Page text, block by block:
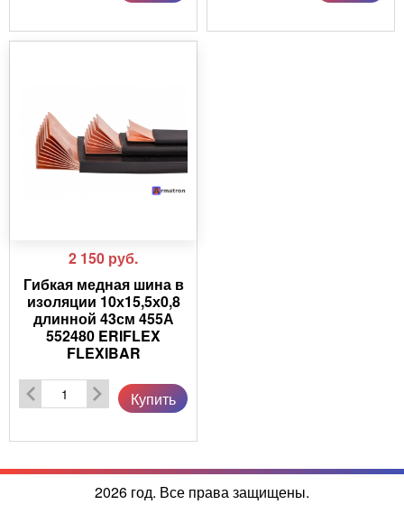
2 150 руб.
Гибкая медная шина в
изоляции 10х15,5х0,8
длинной 43см 455А
552480 ERIFLEX
FLEXIBAR
Купить
2026 год. Все права защищены.